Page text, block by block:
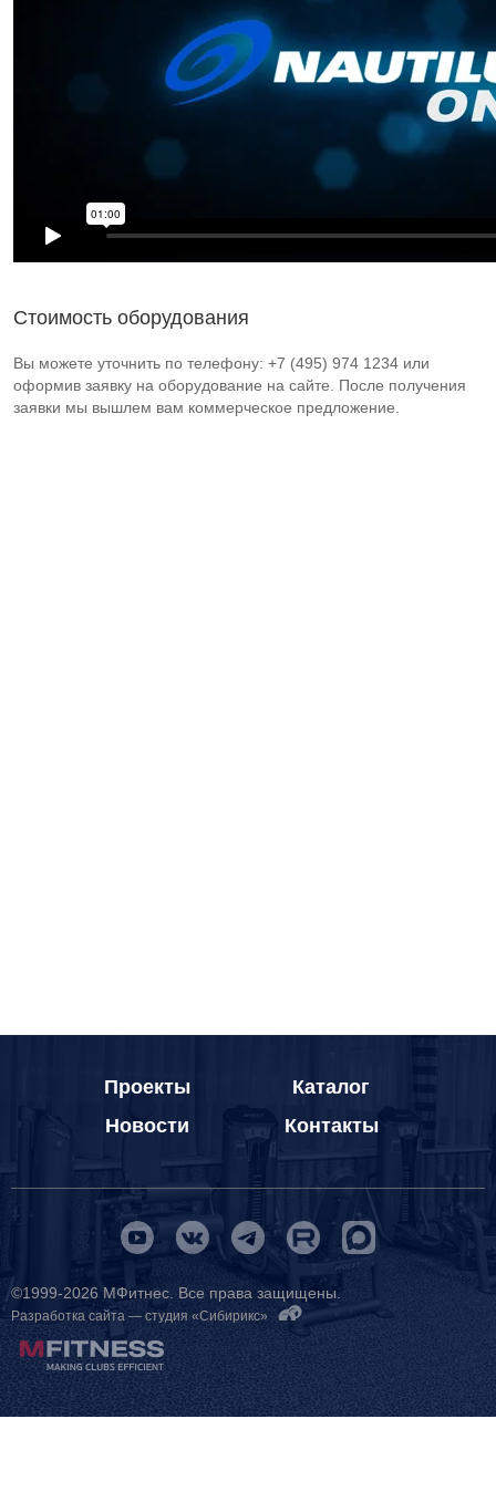
Стоимость оборудования
Вы можете уточнить по телефону: +7 (495) 974 1234 или
оформив заявку на оборудование на сайте. После получения
заявки мы вышлем вам коммерческое предложение.
Проекты
Каталог
Новости
Контакты
©1999-2026 МФитнес. Все права защищены.
Разработка сайта — студия «Сибирикс»